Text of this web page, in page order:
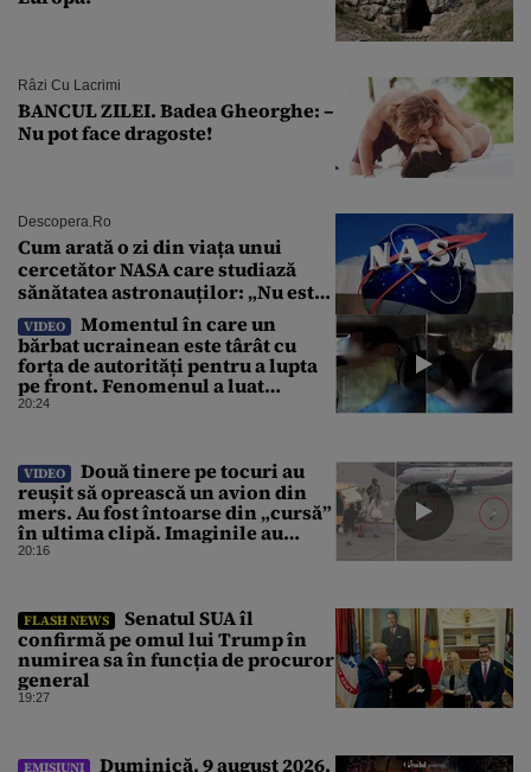
Râzi Cu Lacrimi
BANCUL ZILEI. Badea Gheorghe: –
Nu pot face dragoste!
Descopera.ro
Cum arată o zi din viața unui
cercetător NASA care studiază
sănătatea astronauților: „Nu este
o știință complicată”
VIDEO
Momentul în care un
bărbat ucrainean este târât cu
forța de autorități pentru a lupta
pe front. Fenomenul a luat
amploare de la începerea
20:24
VIDEO
Două tinere pe tocuri au
reușit să oprească un avion din
mers. Au fost întoarse din „cursă”
în ultima clipă. Imaginile au
devenit virale
20:16
FLASH NEWS
Senatul SUA îl
confirmă pe omul lui Trump în
numirea sa în funcția de procuror
general
19:27
EMISIUNI
Duminică, 9 august 2026,